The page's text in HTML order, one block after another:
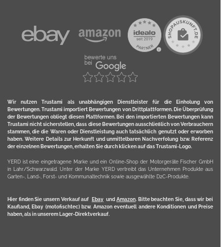
Wir nutzen Trustami als unabhängigen Dienstleister für die Einholung von
Bewertungen. Trustami importiert Bewertungen von Drittplattformen. Die Überprüfung
der Bewertungen obliegt diesen Plattformen. Bei den importierten Bewertungen kann
Trustami nicht sicherstellen, dass diese Bewertungen ausschließlich von Verbrauchern
stammen, die die Waren oder Dienstleistung auch tatsächlich genutzt oder erworben
haben. Weitere Details zur Herkunft und unmittelbaren Nachverfolung bzw. Referenz
der einzelnen Bewertungen, erhalten Sie durch klicken auf das Trustami-Logo.
YERD ist eine eingetragene Marke und ein Online-Shop der Motorgeräte Fischer GmbH
in Lahr/Schwarzwald. Unter der Marke YERD vertreibt das Unternehmen Produkte aus
Garten-, Land-, Forst- und Kommunaltechnik sowie ausgewählte D2C-Produkte.
Hier finden Sie unsern Verkauf auf Ebayund Amazon. Bitte beachten Sie, dass wir bei
Kaufland, Ebay (motofischtec) bzw. Amazon eventuell andere Konditionen und Preise
haben, als in unserem Lager-Direktverkauf.